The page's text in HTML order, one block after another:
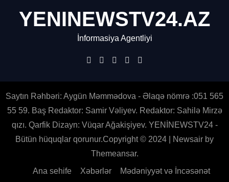
YENINEWSTV24.AZ
İnformasiya Agentliyi
Saytın Rəhbəri: Aygün Məmmədova - Əlaqə nömrə :051 565
55 59. Baş Redaktor: Samir Vəliyev. Redaktor: Sahilə Mirzə
qızı. Qarfik Dizayn: Vüqar Ağakişiyev. YENİNEWSTV24 -
Bütün hüquqlar qorunur.Copyright © 2024
Newsair by
Themeansar.
Ana sehife Xəbərlər Mədəniyyət və İncəsənət